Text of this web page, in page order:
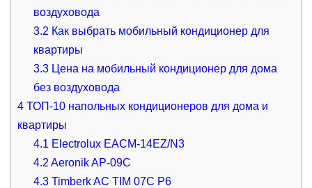
воздуховода
3.2 Как выбрать мобильный кондиционер для
квартиры
3.3 Цена на мобильный кондиционер для дома
без воздуховода
4ТОП-10 напольных кондиционеров для дома и
квартиры
4.1 Electrolux EACM-14EZ/N3
4.2 Aeronik AP-09C
4.3 Timberk AC TIM 07C P6